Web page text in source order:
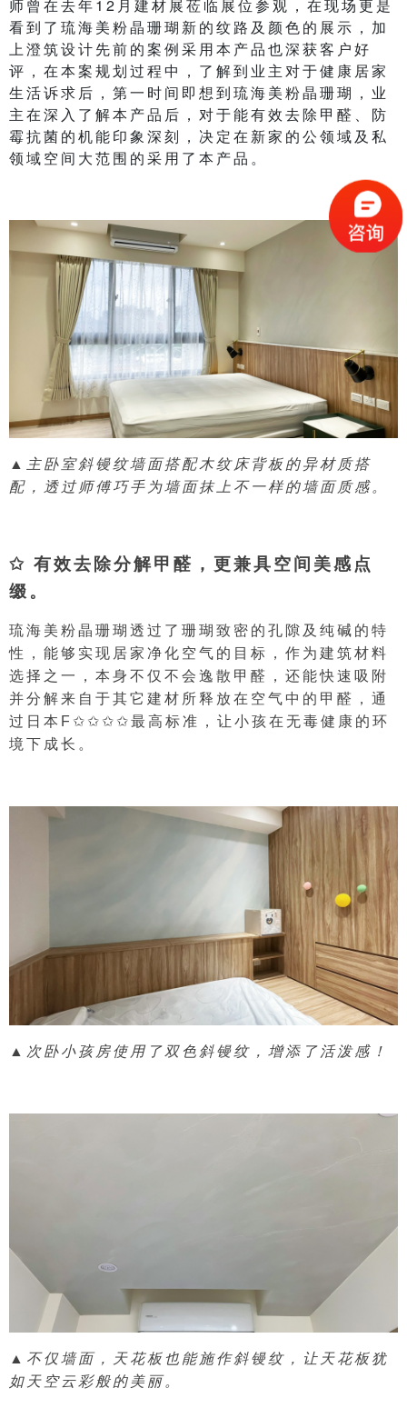
师曾在去年12月建材展莅临展位参观，在现场更是
看到了琉海美粉晶珊瑚新的纹路及颜色的展示，加
上澄筑设计先前的案例采用本产品也深获客户好
评，在本案规划过程中，了解到业主对于健康居家
生活诉求后，第一时间即想到琉海美粉晶珊瑚，业
主在深入了解本产品后，对于能有效去除甲醛、防
霉抗菌的机能印象深刻，决定在新家的公领域及私
领域空间大范围的采用了本产品。
▲主卧室斜镘纹墙面搭配木纹床背板的异材质搭
配，
透过师傅巧手为墙面抹上不一样的墙面质感。
✩ 有效去除分解甲醛，更兼具空间美感点
缀。
琉海美粉晶珊瑚透过了珊瑚致密的孔隙及纯碱的特
性，能够实现居家净化空气的目标，作为建筑材料
选择之一，本身不仅不会逸散甲醛，还能快速吸附
并分解来自于其它建材所释放在空气中的甲醛，通
过日本F✩✩✩✩最高标准，让小孩在无毒健康的环
境下成长。
▲次卧小孩房使用了双色斜镘纹，增添了活泼感！
▲不仅墙面，天花板也能施作斜镘纹，
让天花板犹
如天空云彩般的美丽。